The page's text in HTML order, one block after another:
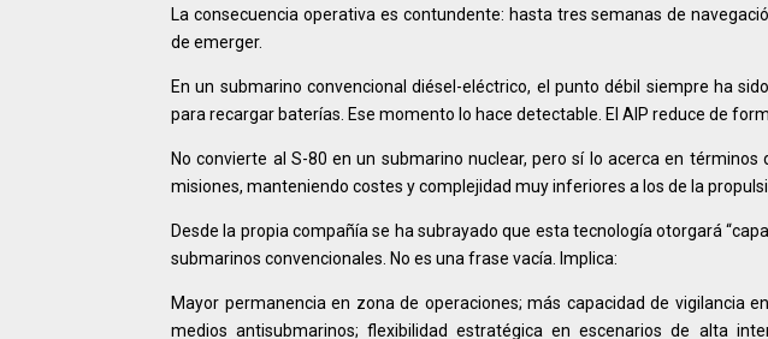
La consecuencia operativa es contundente: hasta tres semanas de
de emerger.
En un submarino convencional diésel-eléctrico, el punto débil siempre ha
para recargar baterías. Ese momento lo hace detectable. El AIP reduce de
No convierte al S-80 en un submarino nuclear, pero sí lo acerca en
misiones, manteniendo costes y complejidad muy inferiores a los de la
Desde la propia compañía se ha subrayado que esta tecnología otorgará
submarinos convencionales. No es una frase vacía. Implica:
Mayor permanencia en zona de operaciones; más capacidad de vigilancia
medios antisubmarinos; flexibilidad estratégica en escenarios de alta